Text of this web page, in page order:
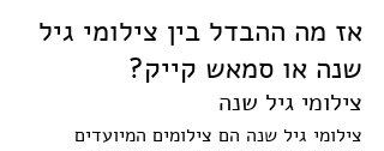
אז מה ההבדל בין צילומי גיל
שנה או סמאש קייק?
צילומי גיל שנה
צילומי גיל שנה הם צילומים המיועדים